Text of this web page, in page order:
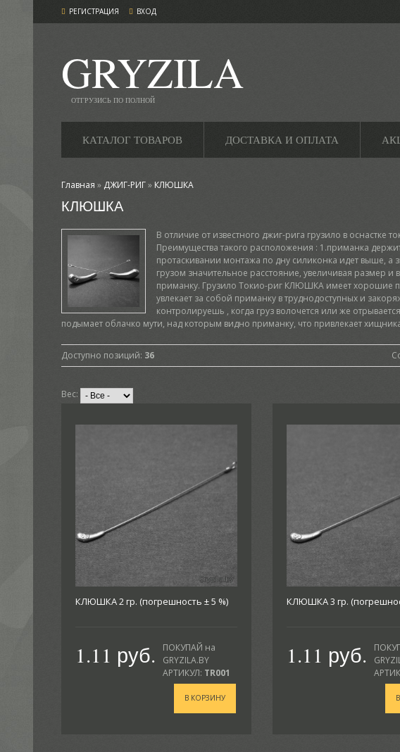
РЕГИСТРАЦИЯ ВХОД
GRYZILA
ОТГРУЗИСЬ ПО ПОЛНОЙ
КАТАЛОГ ТОВАРОВ ДОСТАВКА И ОПЛАТА
Главная » ДЖИГ-РИГ» КЛЮШКА
КЛЮШКА
В отличие от известного джиг-рига грузило в
Преимущества такого расположения : 1.приманка
протаскивании монтажа по дну силиконка идет выше, а
грузом значительное расстояние, увеличивая размер
приманку. Грузило Токио-риг КЛЮШКА имеет хорошие
увлекает за собой приманку в труднодоступных и
контролируешь , когда груз волочется или же
подымает облачко мути, над которым видно приманку, что привлекает
Доступно позиций: 36
Вес:
КЛЮШКА 2 гр. (погрешность ± 5 %)
1.11 руб.
ПОКУПАЙ на
GRYZILA.BY
АРТИКУЛ: TR001
В КОРЗИНУ
КЛЮШКА 3 гр.
1.11 руб.